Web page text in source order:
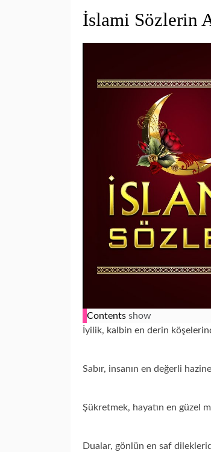
İslami Sözlerin
Contents show
İyilik, kalbin en derin
Sabır, insanın en değerli
Şükretmek, hayatın en güzel
Dualar, gönlün en saf